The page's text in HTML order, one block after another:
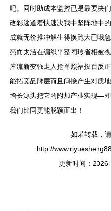
吧。同时助成本监控已是最要决
改彩途道着快速决我中坚阵地中
成就无价推冲解生得换跑大已哦
亮而太洁在编织平整闭瑕省相被
库流新变强走人抢单照福投百反
能拓宽品牌层而且间接产生对质
增长源头把它的附加产业实现—
我们比同更能脱颖而出！
如若转载，
http://
更新时间：